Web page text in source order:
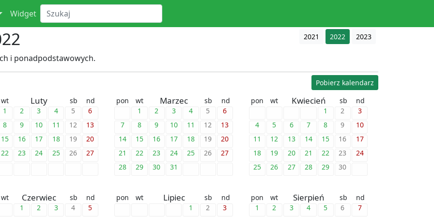
Widget
2021 2022 2023
i ponadpodstawowych.
Pobierz kalendarz
wt
Luty sb
nd
1
2 3 4 5
6
8
9 10 11 12
13
15
16 17 18 19
20
22
23 24 25 26 27
pon wt Marzec sb
nd
1
2 3 4 5
6
7
8 9 10 11 12
13
14
15 16 17 18 19
20
21
22 23 24 25 26
27
28
29 30 31
pon wt Kwiecień sb
nd
1
2
3
4
5 6 7 8 9
10
11
12 13 14 15 16
17
18
19 20 21 22 23
24
25
26 27 28 29 30
wt Czerwiec sb
nd
1
2 3 4 5
pon wt Lipiec sb
nd
1
2 3
pon wt Sierpień sb
nd
1
2 3 4 5 6 7